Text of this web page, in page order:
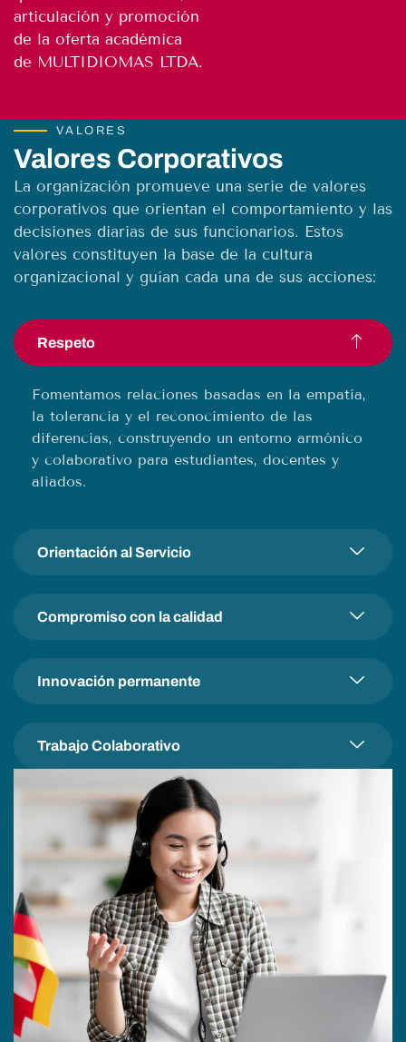
articulación y promoción
de la oferta académica
de MULTIDIOMAS LTDA.
VALORES
Valores Corporativos
La organización promueve una serie de valores
corporativos que orientan el comportamiento y las
decisiones diarias de sus funcionarios. Estos
valores constituyen la base de la cultura
organizacional y guían cada una de sus acciones:
Respeto
Fomentamos relaciones basadas en la empatía,
la tolerancia y el reconocimiento de las
diferencias, construyendo un entorno armónico
y colaborativo para estudiantes, docentes y
aliados.
Orientación al Servicio
Compromiso con la calidad
Innovación permanente
Trabajo Colaborativo